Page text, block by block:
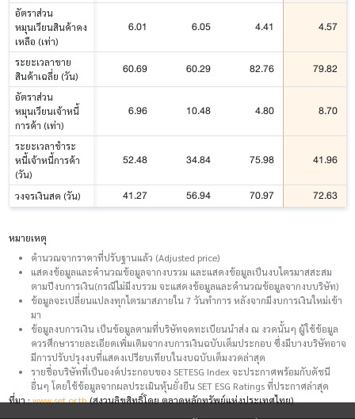
อัตราส่วน
หมุนเวียนสินค้าคง
เหลือ (เท่า)
6.01 6.05 4.41 4.57
ระยะเวลาขาย
สินค้าเฉลี่ย (วัน)
60.69 60.29 82.76 79.82
อัตราส่วน
หมุนเวียนเจ้าหนี้
การค้า (เท่า)
6.96 10.48 4.80 8.70
ระยะเวลาชำระ
หนี้เจ้าหนี้การค้า
(วัน)
52.48 34.84 75.98 41.96
วงจรเงินสด (วัน) 41.27 56.94 70.97 72.63
หมายเหตุ
คำนวณจากราคาที่ปรับฐานแล้ว (Adjusted price)
แสดงข้อมูลและคำนวณข้อมูลจากงบรวม และแสดงข้อมูลเป็นงบไตรมาสสะสม
ตามปีงบการเงิน(กรณีไม่มีงบรวม จะแสดงข้อมูลและคำนวณข้อมูลจากงบบริษัท)
ข้อมูลจะเปลี่ยนแปลงทุกไตรมาสภายใน 7 วันทำการ หลังจากมีงบการเงินใหม่เข้า
มา
ข้อมูลงบการเงิน เป็นข้อมูลตามที่บริษัทจดทะเบียนนำส่ง ณ งวดนั้นๆ ผู้ใช้ข้อมูล
ควรศึกษารายละเอียดเพิ่มเติมจากงบการเงินฉบับเต็มประกอบ ซึ่งมีบางบริษัทอาจ
มีการปรับปรุงงบที่แสดงเปรียบเทียบในงบฉบับเต็มงวดล่าสุด
รายชื่อบริษัทที่เป็นองค์ประกอบของ SETESG Index จะประกาศพร้อมกับดัชนี
อื่นๆ โดยใช้ข้อมูลจากผลประเมินหุ้นยั่งยืน SET ESG Ratings ที่ประกาศล่าสุด
ที่มา :www.set.or.th(สงวนลิขสิทธิ์โดย ตลาดหลักทรัพย์แห่งประเทศไทย)